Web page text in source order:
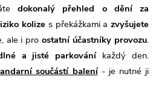
dokonalý přehled o dění za
kolize s překážkami azvyšujete
ale i proostatní účastníky provozu.
a jisté parkováníkaždý den.
součástí balení- je nutné ji